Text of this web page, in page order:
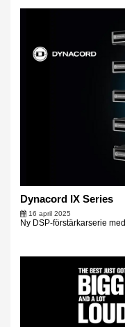
Dynacord IX Series
16 april 2025
Ny DSP-förstärkarserie